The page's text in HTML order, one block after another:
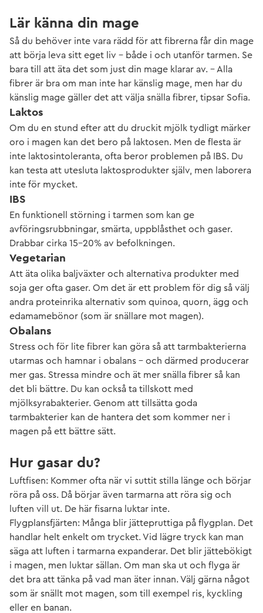
Lär känna din mage
Så du behöver inte vara rädd för att fibrerna får din mage
att börja leva sitt eget liv – både i och utanför tarmen. Se
bara till att äta det som just din mage klarar av. – Alla
fibrer är bra om man inte har känslig mage, men har du
känslig mage gäller det att välja snälla fibrer, tipsar Sofia.
Laktos
Om du en stund efter att du druckit mjölk tydligt märker
oro i magen kan det bero på laktosen. Men de flesta är
inte laktosintoleranta, ofta beror problemen på IBS. Du
kan testa att utesluta laktosprodukter själv, men laborera
inte för mycket.
IBS
En funktionell störning i tarmen som kan ge
avföringsrubbningar, smärta, uppblåsthet och gaser.
Drabbar cirka 15–20% av befolkningen.
Vegetarian
Att äta olika baljväxter och alternativa produkter med
soja ger ofta gaser. Om det är ett problem för dig så välj
andra proteinrika alternativ som quinoa, quorn, ägg och
edamamebönor (som är snällare mot magen).
Obalans
Stress och för lite fibrer kan göra så att tarmbakterierna
utarmas och hamnar i obalans – och därmed producerar
mer gas. Stressa mindre och ät mer snälla fibrer så kan
det bli bättre. Du kan också ta tillskott med
mjölksyrabakterier. Genom att tillsätta goda
tarmbakterier kan de hantera det som kommer ner i
magen på ett bättre sätt.
Hur gasar du?
Luftfisen: Kommer ofta när vi suttit stilla länge och börjar
röra på oss. Då börjar även tarmarna att röra sig och
luften vill ut. De här fisarna luktar inte.
Flygplansfjärten: Många blir jättepruttiga på flygplan. Det
handlar helt enkelt om trycket. Vid lägre tryck kan man
säga att luften i tarmarna expanderar. Det blir jättebökigt
i magen, men luktar sällan. Om man ska ut och flyga är
det bra att tänka på vad man äter innan. Välj gärna något
som är snällt mot magen, som till exempel ris, kyckling
eller en banan.